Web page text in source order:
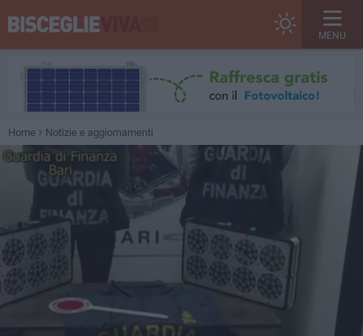
MENU
Home Notizie e aggiornamenti